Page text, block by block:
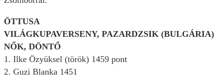
ÖTTUSA
VILÁGKUPAVERSENY, PAZARDZSIK (BULGÁRIA)
NŐK, DÖNTŐ
1. Ilke Özyüksel (török) 1459 pont
2. Guzi Blanka 1451